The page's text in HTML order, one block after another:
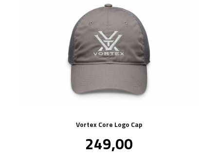
Vortex Core Logo Cap
Pris
249,00